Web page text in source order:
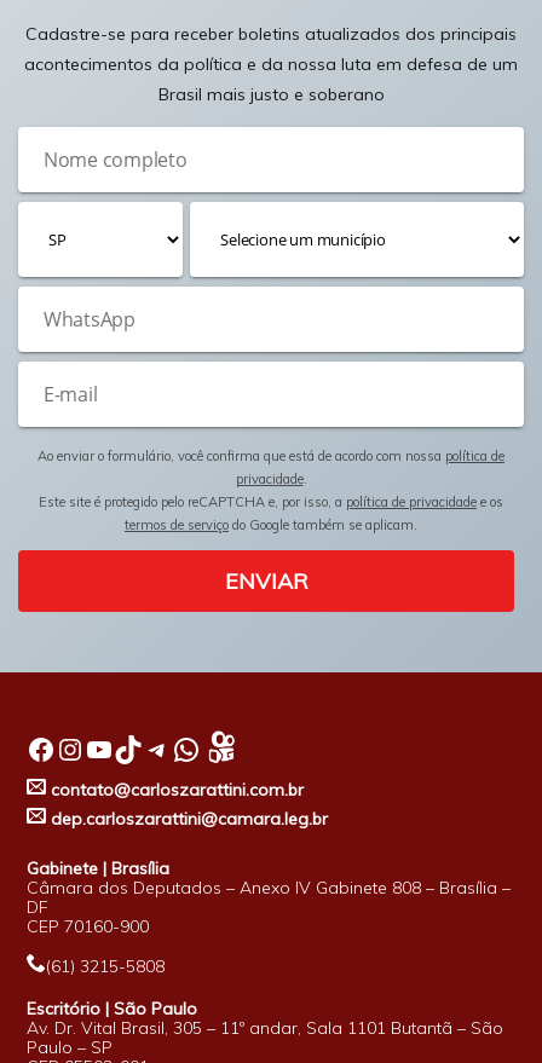
Cadastre-se para receber boletins atualizados dos principais
acontecimentos da política e da nossa luta em defesa de um
Brasil mais justo e soberano
Ao enviar o formulário, você confirma que está de acordo com nossa política de
privacidade.
Este site é protegido pelo reCAPTCHA e, por isso, a política de privacidade e os
termos de serviço do Google também se aplicam.
ENVIAR
Facebook InstagramYoutube TikTok Telegram WhatsApp
contato@carloszarattini.com.br
dep.carloszarattini@camara.leg.br
Gabinete | Brasília
Câmara dos Deputados – Anexo IV Gabinete 808 – Brasília –
DF
CEP 70160-900
(61) 3215-5808
Escritório | São Paulo
Av. Dr. Vital Brasil, 305 – 11º andar, Sala 1101 Butantã – São
Paulo – SP